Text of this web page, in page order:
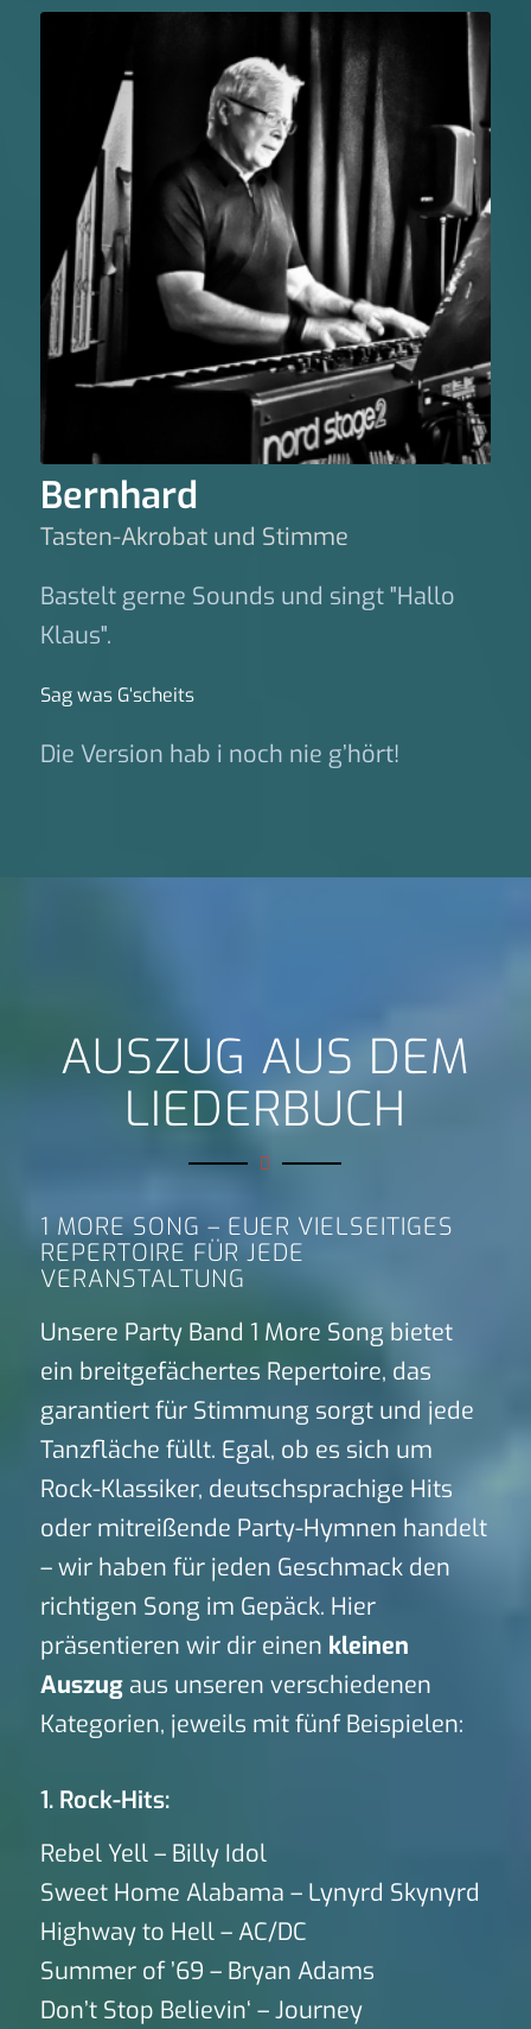
Bernhard
Tasten-Akrobat und Stimme
Bastelt gerne Sounds und singt "Hallo
Klaus".
Sag was G‘scheits
Die Version hab i noch nie g’hört!
AUSZUG AUS DEM
LIEDERBUCH
1 MORE SONG – EUER VIELSEITIGES
REPERTOIRE FÜR JEDE
VERANSTALTUNG
Unsere Party Band 1 More Song bietet
ein breitgefächertes Repertoire, das
garantiert für Stimmung sorgt und jede
Tanzfläche füllt. Egal, ob es sich um
Rock-Klassiker, deutschsprachige Hits
oder mitreißende Party-Hymnen handelt
– wir haben für jeden Geschmack den
richtigen Song im Gepäck. Hier
präsentieren wir dir einen kleinen
Auszugaus unseren verschiedenen
Kategorien, jeweils mit fünf Beispielen:
1. Rock-Hits:
Rebel Yell – Billy Idol
Sweet Home Alabama – Lynyrd Skynyrd
Highway to Hell – AC/DC
Summer of ’69 – Bryan Adams
Don’t Stop Believin‘ – Journey